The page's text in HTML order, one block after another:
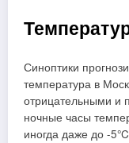
Синоптики
температура в
отрицательными и
ночные часы
иногда даже до -